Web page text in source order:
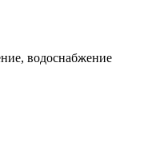
водоснабжение